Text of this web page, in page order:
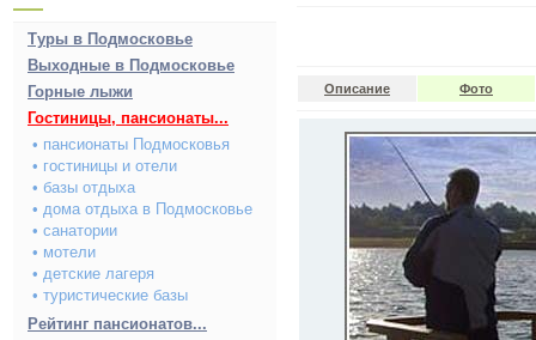
Туры в Подмосковье
Выходные в Подмосковье
Горные лыжи
Гостиницы, пансионаты...
• пансионаты Подмосковья
• гостиницы и отели
• базы отдыха
• дома отдыха в Подмосковье
• санатории
• мотели
• детские лагеря
• туристические базы
Рейтинг пансионатов...
Описание Фото